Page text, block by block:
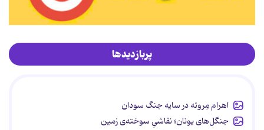
پربازدیدها
اهرام مِروئه در سایه جنگ سودان
جنگل‌های یونان؛ نقاشیِ سوخته‌ی زمین